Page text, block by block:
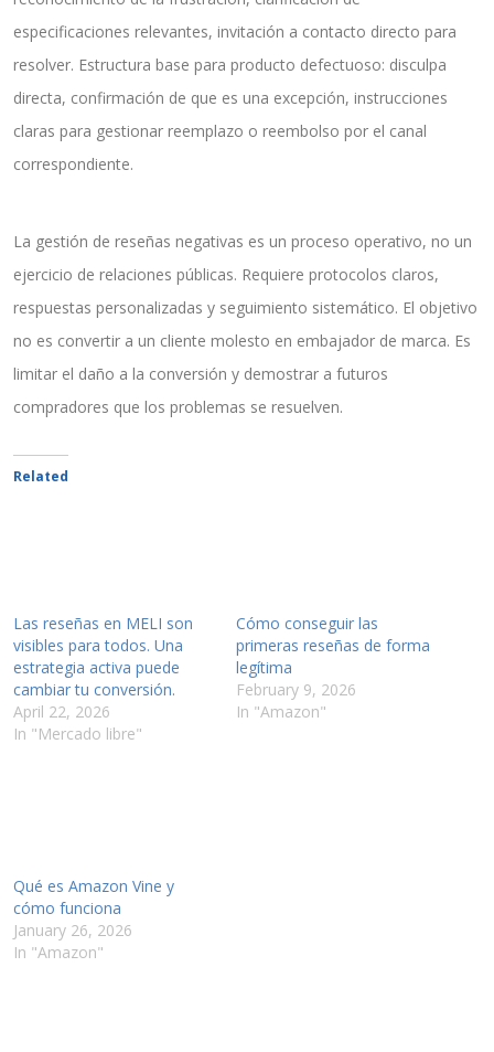
especificaciones relevantes, invitación a contacto directo para
resolver. Estructura base para producto defectuoso: disculpa
directa, confirmación de que es una excepción, instrucciones
claras para gestionar reemplazo o reembolso por el canal
correspondiente.
La gestión de reseñas negativas es un proceso operativo, no un
ejercicio de relaciones públicas. Requiere protocolos claros,
respuestas personalizadas y seguimiento sistemático. El objetivo
no es convertir a un cliente molesto en embajador de marca. Es
limitar el daño a la conversión y demostrar a futuros
compradores que los problemas se resuelven.
Related
Las reseñas en MELI son
visibles para todos. Una
estrategia activa puede
cambiar tu conversión.
April 22, 2026
In "Mercado libre"
Cómo conseguir las
primeras reseñas de forma
legítima
February 9, 2026
In "Amazon"
Qué es Amazon Vine y
cómo funciona
January 26, 2026
In "Amazon"